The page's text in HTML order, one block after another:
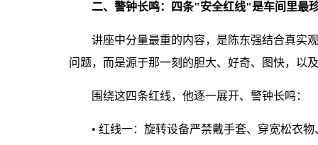
二、警钟长鸣：四条"安全红线"是车间里最
讲座中分量最重的内容，是陈东强结合真实
问题，而是源于那一刻的胆大、好奇、图快，以
围绕这四条红线，他逐一展开、警钟长鸣：
• 红线一：旋转设备严禁戴手套、穿宽松衣